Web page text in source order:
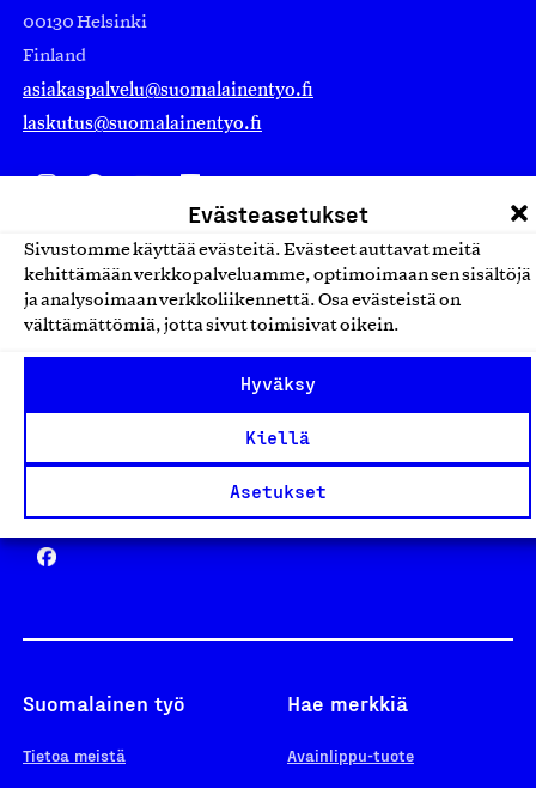
Evästeasetukset
Sivustomme käyttää evästeitä. Evästeet auttavat meitä
kehittämään verkkopalveluamme, optimoimaan sen sisältöjä
ja analysoimaan verkkoliikennettä. Osa evästeistä on
välttämättömiä, jotta sivut toimisivat oikein.
Hyväksy
Kiellä
Asetukset
00130 Helsinki
Finland
asiakaspalvelu@suomalainentyo.fi
laskutus@suomalainentyo.fi
Avainlippu
Yhteiskunnallinen Yritys -merkki
Suomalainen työ
Tietoa meistä
Hae merkkiä
Avainlippu-tuote